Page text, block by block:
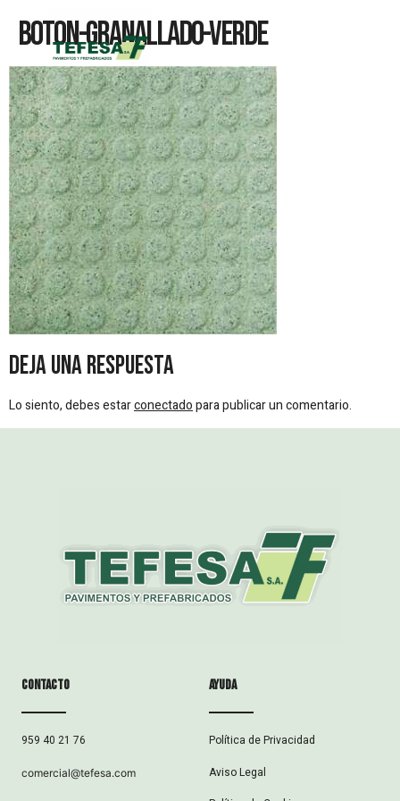
Boton-Granallado-Verde
Deja una respuesta
Lo siento, debes estarconectadopara publicar un comentario.
Contacto
959 40 21 76
comercial@tefesa.com
ayuda
Política de Privacidad
Aviso Legal